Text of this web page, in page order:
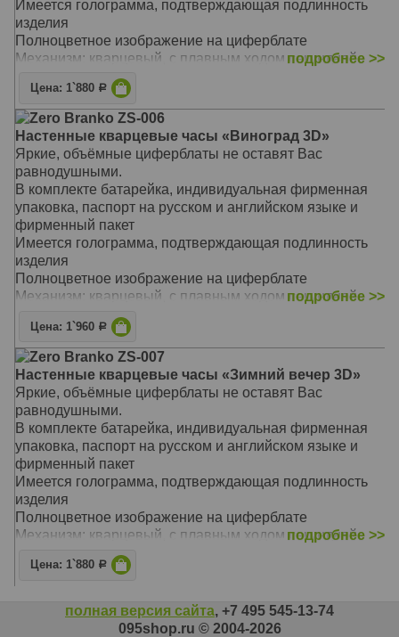
Имеется голограмма, подтверждающая подлинность
изделия
Полноцветное изображение на циферблате
Механизм: кварцевый, с плавным ходом секундной
Материал: ЛДСП, стекло с фацетом
Размер: 29 х 39 см
подробнее >>
Цена: 1`880 Р
Zero Branko ZS-006
Настенные кварцевые часы «Виноград 3D»
Яркие, объёмные циферблаты не оставят Вас
равнодушными.
В комплекте батарейка, индивидуальная фирменная
упаковка, паспорт на русском и английском языке и
фирменный пакет
Имеется голограмма, подтверждающая подлинность
изделия
Полноцветное изображение на циферблате
Механизм: кварцевый, с плавным ходом секундной
Материал: ЛДСП, стекло с фацетом
Размер: 39 х 39 см
подробнее >>
Цена: 1`960 Р
Zero Branko ZS-007
Настенные кварцевые часы «Зимний вечер 3D»
Яркие, объёмные циферблаты не оставят Вас
равнодушными.
В комплекте батарейка, индивидуальная фирменная
упаковка, паспорт на русском и английском языке и
фирменный пакет
Имеется голограмма, подтверждающая подлинность
изделия
Полноцветное изображение на циферблате
Механизм: кварцевый, с плавным ходом секундной
Материал: ЛДСП, стекло с фацетом
подробнее >>
Цена: 1`880 Р
полная версия сайта, +7 495 545-13-74
095shop.ru © 2004-2026